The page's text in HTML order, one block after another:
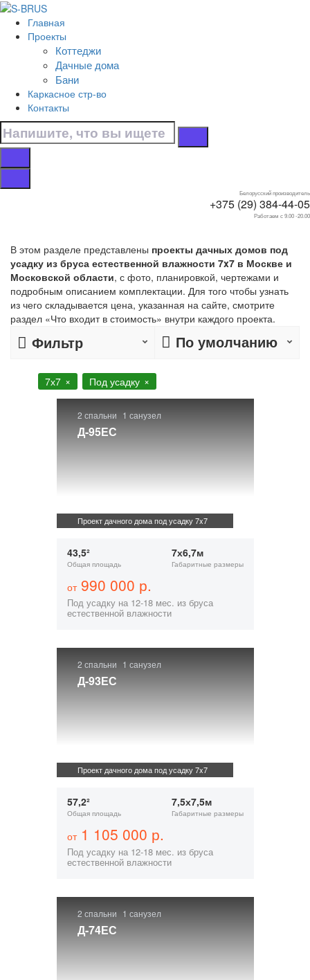
Перейти к контенту
Главная
Проекты
Коттеджи
Дачные дома
Бани
Каркасное стр-во
Контакты
Белорусский производитель
+375 (29) 384-44-05
Работаем с 9.00 -20.00
Главная
Дачные дома
Под усадку
Дачные дома 7x7
под усадку
В этом разделе представлены проекты дачных домов под
усадку из бруса естественной влажности 7x7 в Москве и
Московской области, с фото, планировкой, чертежами и
подробным описанием комплектации. Для того чтобы узнать
из чего складывается цена, указанная на сайте, смотрите
раздел «Что входит в стоимость» внутри каждого проекта.
Фильтр По умолчанию
7х7 Под усадку
2 спальни 1 санузел
Д-95ЕС
Проект дачного дома под усадку 7x7
43,5²
Общая площадь
7х6,7м
Габаритные размеры
от990 000 р.
Под усадку на 12-18 мес. из бруса
естественной влажности
2 спальни 1 санузел
Д-93ЕС
Проект дачного дома под усадку 7x7
57,2²
Общая площадь
7,5х7,5м
Габаритные размеры
от1 105 000 р.
Под усадку на 12-18 мес. из бруса
естественной влажности
2 спальни 1 санузел
Д-74ЕС